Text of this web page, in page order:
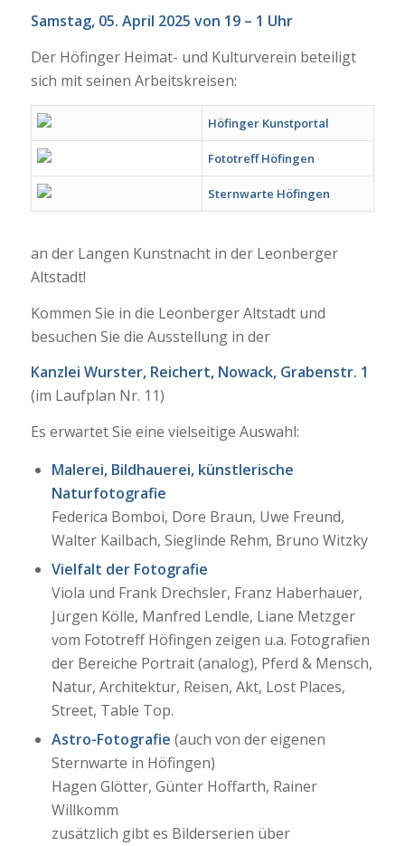
Samstag, 05. April 2025 von 19 – 1 Uhr
Der Höfinger Heimat- und Kulturverein beteiligt
sich mit seinen Arbeitskreisen:
Höfinger Kunstportal
Fototreff Höfingen
Sternwarte Höfingen
an der Langen Kunstnacht in der Leonberger
Altstadt!
Kommen Sie in die Leonberger Altstadt und
besuchen Sie die Ausstellung in der
Kanzlei Wurster, Reichert, Nowack, Grabenstr. 1
(im Laufplan Nr. 11)
Es erwartet Sie eine vielseitige Auswahl:
Malerei, Bildhauerei, künstlerische
Naturfotografie
Federica Bomboi, Dore Braun, Uwe Freund,
Walter Kailbach, Sieglinde Rehm, Bruno Witzky
Vielfalt der Fotografie
Viola und Frank Drechsler, Franz Haberhauer,
Jürgen Kölle, Manfred Lendle, Liane Metzger
vom Fototreff Höfingen zeigen u.a. Fotografien
der Bereiche Portrait (analog), Pferd & Mensch,
Natur, Architektur, Reisen, Akt, Lost Places,
Street, Table Top.
Astro-Fotografie (auch von der eigenen
Sternwarte in Höfingen)
Hagen Glötter, Günter Hoffarth, Rainer
Willkomm
zusätzlich gibt es Bilderserien über